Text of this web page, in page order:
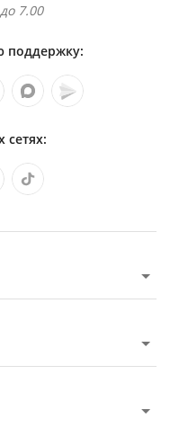
7.00
поддержку: